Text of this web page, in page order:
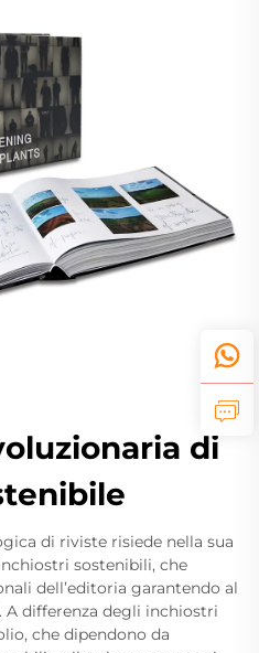
di
di riviste risiede nella sua
sostenibili, che
dell’editoria garantendo al
differenza degli inchiostri
che dipendono da